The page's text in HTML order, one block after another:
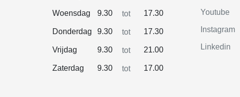
Woensdag 9.30 tot 17.30
Donderdag 9.30 tot 17.30
Vrijdag 9.30 tot 21.00
Zaterdag 9.30 tot 17.00
Youtube
Instagram
Linkedin